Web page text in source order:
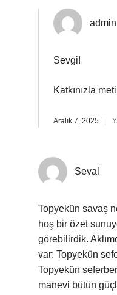
admin
Sevgi!
Katkınızla
Aralık 7, 2025
Seval
Topyekün savaş
hoş bir özet
görebilirdik.
var: Topyekün
Topyekün
manevi bütün